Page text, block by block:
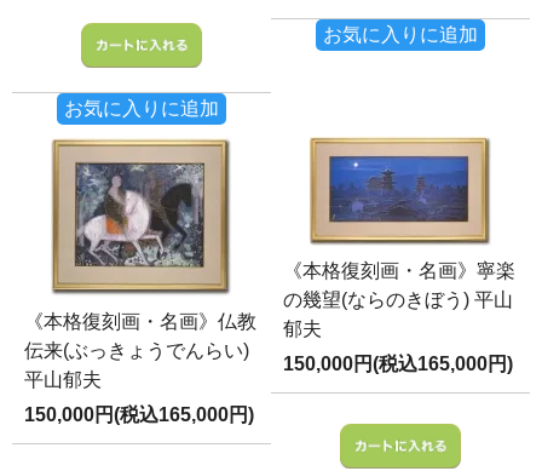
お気に入りに追加
お気に入りに追加
《本格復刻画・名画》仏教
伝来(ぶっきょうでんらい)
平山郁夫
150,000円(税込165,000円)
《本格復刻画・名画》寧楽
の幾望(ならのきぼう) 平山
郁夫
150,000円(税込165,000円)